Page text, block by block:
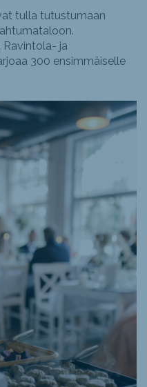
tulla tutustumaan
ja
300 ensimmäiselle